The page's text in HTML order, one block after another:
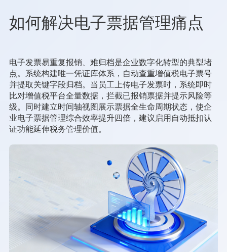
如何解决电子票据管理痛点
电子发票易重复报销、难归档是企业数字化转型的典型堵
点。系统构建唯一凭证库体系，自动查重增值税电子票号
并提取关键字段归档。当员工上传电子发票时，系统即时
比对增值税平台全量数据，拦截已报销票据并提示风险等
级。同时建立时间轴视图展示票据全生命周期状态，使企
业电子票据管理综合效率提升四倍，建议启用自动抵扣认
证功能延伸税务管理价值。